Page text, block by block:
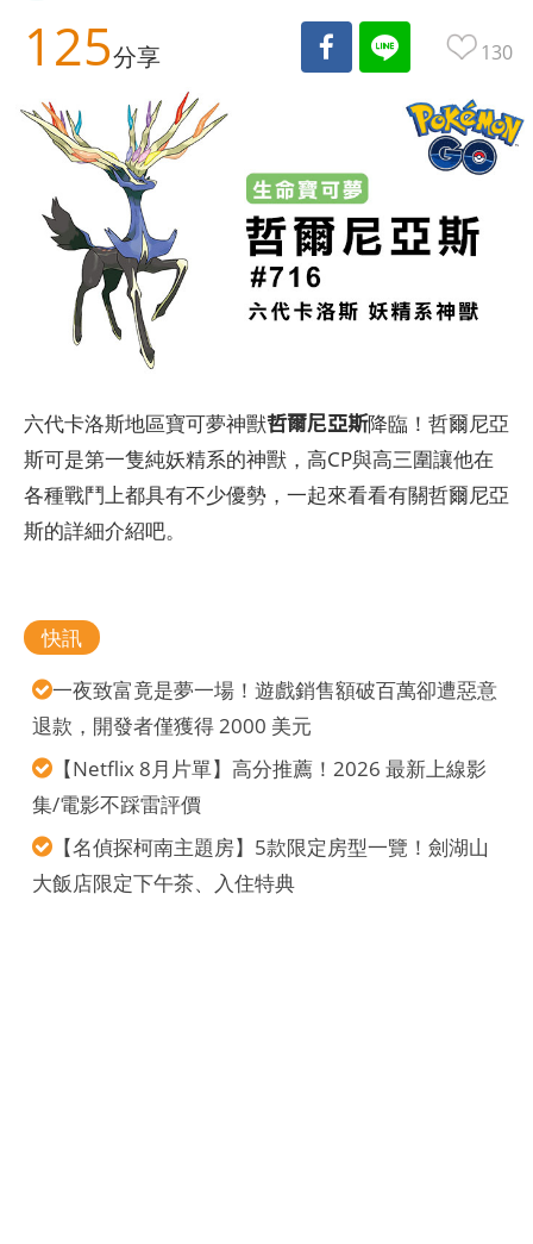
125分享 130
六代卡洛斯地區寶可夢神獸哲爾尼亞斯降臨！哲爾尼亞
斯可是第一隻純妖精系的神獸，高CP與高三圍讓他在
各種戰鬥上都具有不少優勢，一起來看看有關哲爾尼亞
斯的詳細介紹吧。
快訊
一夜致富竟是夢一場！遊戲銷售額破百萬卻遭惡意
退款，開發者僅獲得 2000 美元
【Netflix 8月片單】高分推薦！2026 最新上線影
集/電影不踩雷評價
【名偵探柯南主題房】5款限定房型一覽！劍湖山
大飯店限定下午茶、入住特典